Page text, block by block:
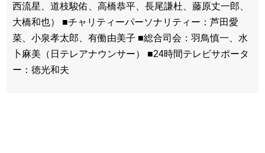
西流星、道枝駿佑、高橋恭平、長尾謙杜、藤原丈一郎、
大橋和也） ■チャリティーパーソナリティー：芦田愛
菜、小泉孝太郎、有働由美子 ■総合司会：羽鳥慎一、水
卜麻美（日テレアナウンサー） ■24時間テレビサポータ
ー：徳光和夫